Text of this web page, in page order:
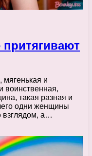
мягенькая и
воинственная,
такая разная и
одни женщины
взглядом, а…